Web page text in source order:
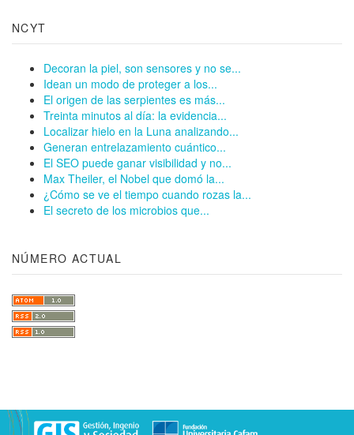
NCYT
Decoran la piel, son sensores y no se...
Idean un modo de proteger a los...
El origen de las serpientes es más...
Treinta minutos al día: la evidencia...
Localizar hielo en la Luna analizando...
Generan entrelazamiento cuántico...
El SEO puede ganar visibilidad y no...
Max Theiler, el Nobel que domó la...
¿Cómo se ve el tiempo cuando rozas la...
El secreto de los microbios que...
NÚMERO ACTUAL